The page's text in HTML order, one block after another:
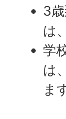
3
は
学
は
ま